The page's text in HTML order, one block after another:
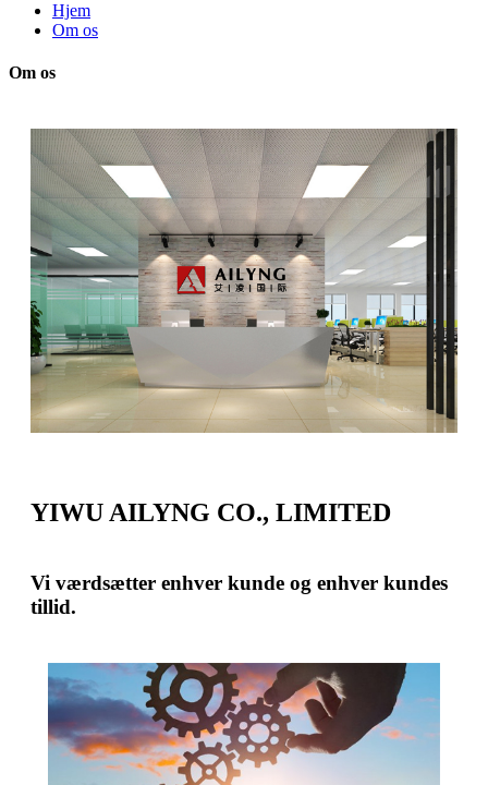
Hjem
Om os
Om os
YIWU AILYNG CO., LIMITED
Vi værdsætter enhver kunde og enhver kundes
tillid.